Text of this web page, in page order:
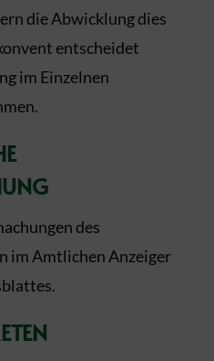
die Abwicklung dies
entscheidet
im Einzelnen
des
im Amtlichen Anzeiger